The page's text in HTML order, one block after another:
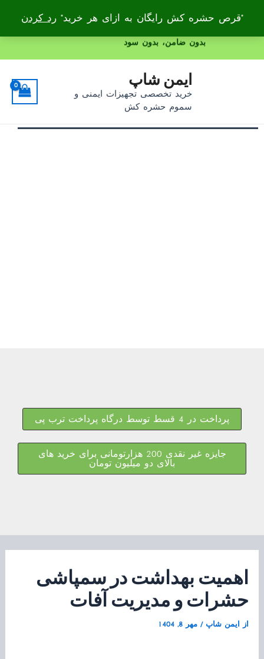
بدون ضامن، بدون سود
"قرص حشره کش رایگان به ازای هر خرید"رد کردن
به
ایمن شاپ
خرید تخصصی تجهیزات ایمنی و
سموم حشره کش
پرداخت در 4 قسط توسط درگاه پرداخت ترب پی
جایزه غیر نقدی 200 هزارتومانی برای خرید های
بالای دو میلیون تومان
اهمیت بهداشت در سمپاشی
حشرات و مدیریت آفات
از ایمن شاپ/مهر 8, 1404